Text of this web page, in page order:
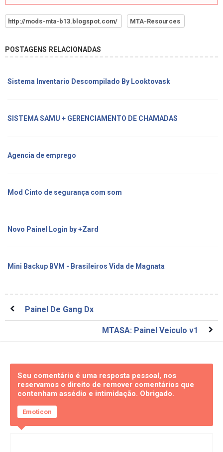
http://mods-mta-b13.blogspot.com/ MTA-Resources
POSTAGENS RELACIONADAS
Sistema Inventario Descompilado By Looktovask
SISTEMA SAMU + GERENCIAMENTO DE CHAMADAS
Agencia de emprego
Mod Cinto de segurança com som
Novo Painel Login by +Zard
Mini Backup BVM - Brasileiros Vida de Magnata
Painel De Gang Dx
MTASA: Painel Veiculo v1
Seu comentário é uma resposta pessoal, nos
reservamos o direito de remover comentários que
contenham assédio e intimidação. Obrigado.
Emoticon